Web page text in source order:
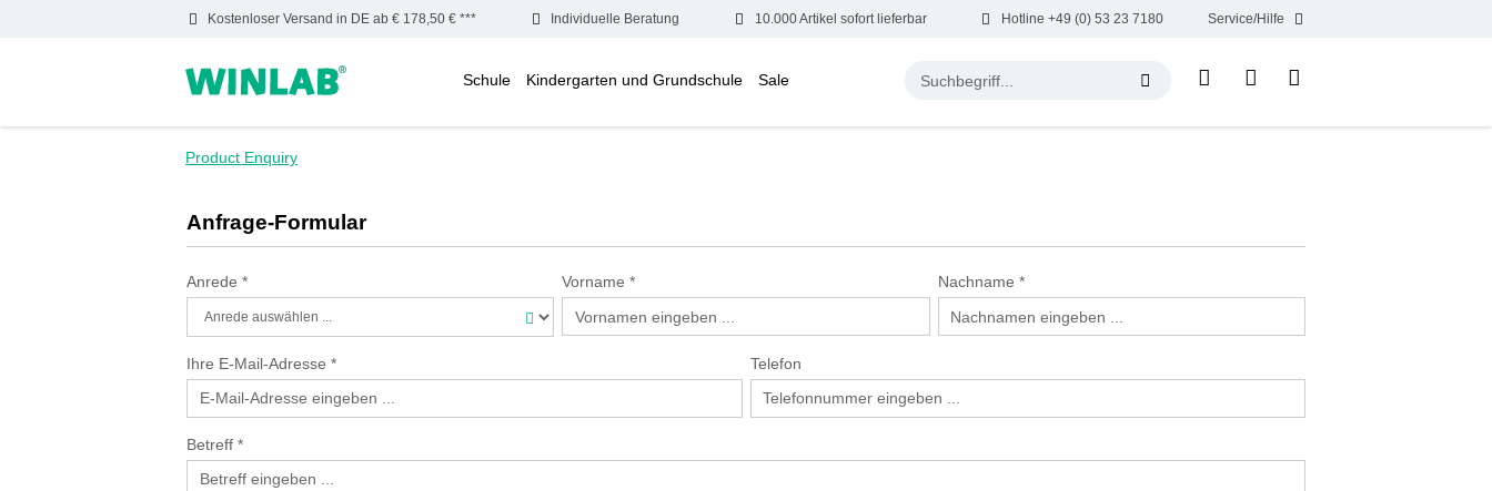
Zur Hauptnavigation springen
Kostenloser Versand in DE ab € 178,50 € *** Individuelle Beratung 10.000 Artikel sofort lieferbar Hotline +49 (0) 53 23 7180 Service/Hilfe
Schule Kindergarten und Grundschule Sale
Product Enquiry
Anfrage-Formular
Anrede * Vorname* Nachname *
Ihre E-Mail-Adresse * Telefon
Betreff *